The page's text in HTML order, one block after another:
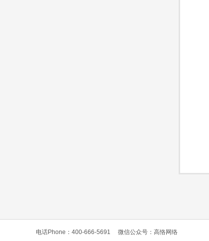
电话Phone：400-666-5691 微信公众号：高恪网络